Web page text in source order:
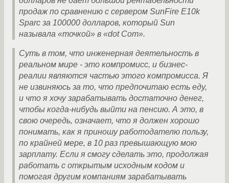
продаж по сравнению с сервером SunFire E10k
Sparc за 100000 долларов, который Sun
называла «точкой» в «dot Com».
Суть в том, что инженерная деятельность в
реальном мире - это компромисс, и бизнес-
реалии являются частью этого компромисса. Я
не извиняюсь за то, что предпочитаю есть еду,
и что я хочу зарабатывать достаточно денег,
чтобы когда-нибудь выйти на пенсию. А это, в
свою очередь, означает, что я должен хорошо
понимать, как я приношу работодателю пользу,
по крайней мере, в 10 раз превышающую мою
зарплату. Если я смогу сделать это, продолжая
работать с открытым исходным кодом и
помогая другим компаниям зарабатывать